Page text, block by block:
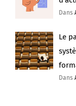
Dans
Le
Dans